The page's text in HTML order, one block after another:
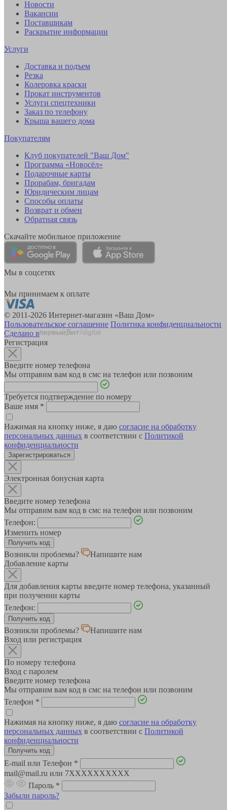
Новости
Вакансии
Поставщикам
Раскрытие информации
Услуги
Доставка и подъем
Резка
Колеровка краски
Прокат инструментов
Услуги спецтехники
Заказ по телефону
Крыша вашего дома
Покупателям
Клуб покупателей "Ваш Дом"
Программа «Новосёл»
Подарочные карты
Прорабам, бригадам
Юридическим лицам
Способы оплаты
Возврат и обмен
Обратная связь
Скачайте мобильное приложение
Мы в соцсетях
Мы принимаем к оплате
© 2011-2026 Интернет-магазин «Ваш Дом»
Пользовательское соглашение Политика конфиденциальности
Сделано в
Регистрация
Введите номер телефона
Мы отправим вам код в смс на телефон или позвоним
Требуется подтверждение по номеру
Ваше имя *
Нажимая на кнопку ниже, я даю согласие на обработку
персональных данных в соответствии с Политикой
конфиденциальности
Зарегистрироваться
Электронная бонусная карта
Введите номер телефона
Мы отправим вам код в смс на телефон или позвоним
Телефон:
Изменить номер
Возникли проблемы?
Напишите нам
Добавление карты
Для добавления карты введите номер телефона, указанный
при получении карты
Телефон:
Возникли проблемы?
Напишите нам
Вход или регистрация
По номеру телефона
Вход с паролем
Введите номер телефона
Мы отправим вам код в смс на телефон или позвоним
Телефон *
Нажимая на кнопку ниже, я даю согласие на обработку
персональных данных в соответствии с Политикой
конфиденциальности
E-mail или Телефон *
mail@mail.ru или 7XXXXXXXXXX
Пароль *
Забыли пароль?